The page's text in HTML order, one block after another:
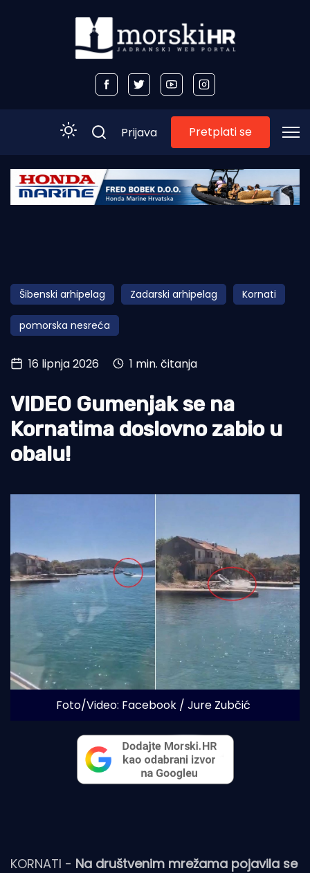
Početna
Obala
Otoci
Turizam i nautika
Pomorstvo
Ekologija
Tradicija i kultura
Prijava Pretplati se
Šibenski arhipelag Zadarski arhipelag Kornati
pomorska nesreća
16 lipnja 2026 1 min. čitanja
VIDEO Gumenjak se na
Kornatima doslovno zabio u
obalu!
Foto/Video: Facebook / Jure Zubčić
KORNATI - Na društvenim mrežama pojavila se